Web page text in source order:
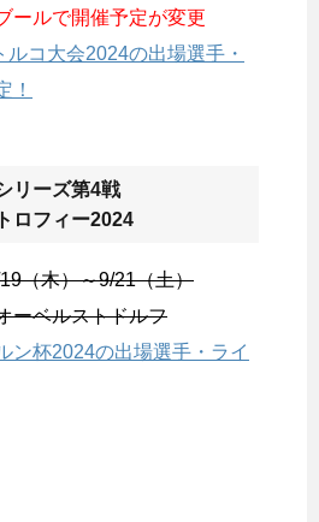
ールで開催予定が変更
ルコ大会2024の出場選手・
！
リーズ第4戦
ロフィー2024
（木）～9/21（土）
ーベルストドルフ
ン杯2024の出場選手・ライ